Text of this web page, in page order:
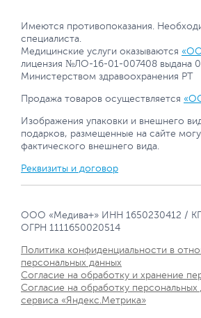
Имеются противопоказания.
специалиста.
Медицинские услуги оказываются
лицензия №ЛО-16-01-007408 выдана
Министерством здравоохранения РТ
Продажа товаров осуществляется
Изображения упаковки и внешнего
подарков, размещенные на сайте
фактического внешнего вида.
Реквизиты и договор
ООО «Медива+» ИНН 1650230412 /
ОГРН 1111650020514
Политика конфиденциальности в
персональных данных
Согласие на обработку и хранение
Согласие на обработку
сервиса «Яндекс.Метрика»